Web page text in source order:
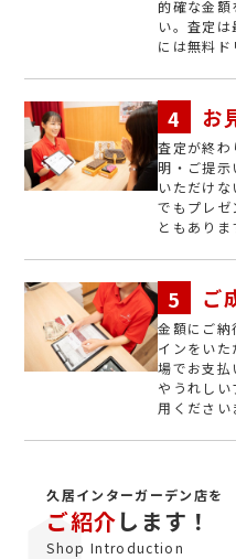
的確な金額
い。査定
には無料ド
お
査定が終わ
明・ご提示
いただけ
でもプレゼ
ともありま
ご
金額にご納
インをいた
場でお支払
やうれし
用ください
久居インターガーデン店を
ご紹介します！
Shop Introduction